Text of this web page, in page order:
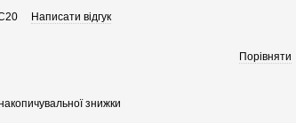
Написати відгук
Порівняти
знижки